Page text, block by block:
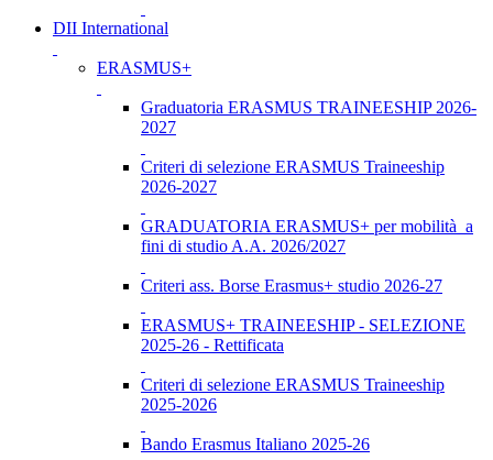
DII International
ERASMUS+
Graduatoria ERASMUS TRAINEESHIP 2026-
2027
Criteri di selezione ERASMUS Traineeship
2026-2027
GRADUATORIA ERASMUS+ per mobilità a
fini di studio A.A. 2026/2027
Criteri ass. Borse Erasmus+ studio 2026-27
ERASMUS+ TRAINEESHIP - SELEZIONE
2025-26 - Rettificata
Criteri di selezione ERASMUS Traineeship
2025-2026
Bando Erasmus Italiano 2025-26